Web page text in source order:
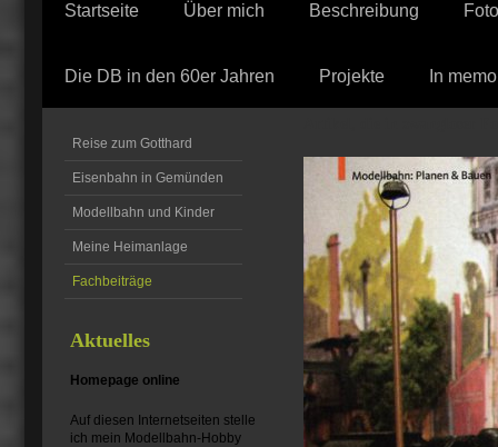
Startseite Über mich Beschreibung
Die DB in den 60er Jahren Projekte In
Reise zum Gotthard
Eisenbahn in Gemünden
Modellbahn und Kinder
Meine Heimanlage
Fachbeiträge
Aktuelles
Homepage online
Auf diesen Internetseiten stelle
ich mein Modellbahn-Hobby